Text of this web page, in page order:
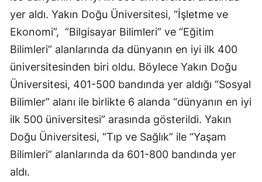
yer aldı. Yakın Doğu Üniversitesi, “İşletme ve
Ekonomi”, “Bilgisayar Bilimleri” ve “Eğitim
Bilimleri” alanlarında da dünyanın en iyi ilk 400
üniversitesinden biri oldu. Böylece Yakın Doğu
Üniversitesi, 401-500 bandında yer aldığı “Sosyal
Bilimler” alanı ile birlikte 6 alanda “dünyanın en iyi
ilk 500 üniversitesi” arasında gösterildi. Yakın
Doğu Üniversitesi, “Tıp ve Sağlık” ile “Yaşam
Bilimleri” alanlarında da 601-800 bandında yer
aldı.